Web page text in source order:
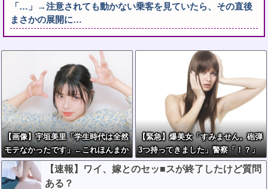
「…」→注意されても動かない乗客を見ていたら、その直後
まさかの展開に…
【画像】宇垣美里「学生時代は全然
モテなかったです」←これほんまか
ぁ？w w w w w w w w
【緊急】爆美女「すみません。砲弾
3つ持ってきました」警察「！？」
自衛隊「！？」→結果w w w w w w
w w
【速報】ワイ、嫁とのセッ■スが終了したけど質問
ある？